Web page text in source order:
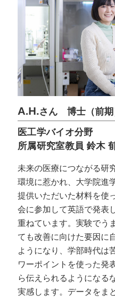
A.H.さん 博士（前期
医工学バイオ分野
所属研究室教員 鈴木
未来の医療につながる研
環境に惹かれ、大学院進
提供いただいた材料を使
会に参加して英語で発表
重ねています。実験でう
ても改善に向けた要因に
ようになり、学部時代は
ワーポイントを使った発
ら伝えられるようになる
実感します。データをま